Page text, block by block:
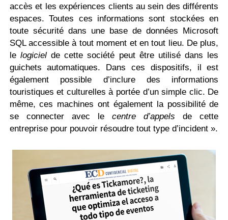
accès et les expériences clients au sein des différents
espaces. Toutes ces informations sont stockées en
toute sécurité dans une base de données Microsoft
SQL accessible à tout moment et en tout lieu. De plus,
le logicielde cette société peut être utilisé dans les
guichets automatiques. Dans ces dispositifs, il est
également possible d’inclure des informations
touristiques et culturelles à portée d’un simple clic. De
même, ces machines ont également la possibilité de
se connecter avec lecentre d’appels de cette
entreprise pour pouvoir résoudre tout type d’incident ».